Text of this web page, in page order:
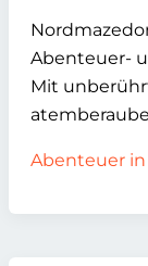
Abenteuer-
Mit
Abenteuer